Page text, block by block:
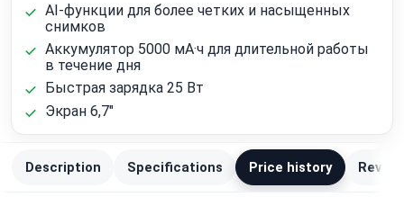
AI-функции для более четких и насыщенных
снимков
Аккумулятор 5000 мА·ч для длительной работы
в течение дня
Быстрая зарядка 25 Вт
Экран 6,7"
Description Specifications Price history